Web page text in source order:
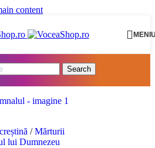
content
Search
/ Mărturii